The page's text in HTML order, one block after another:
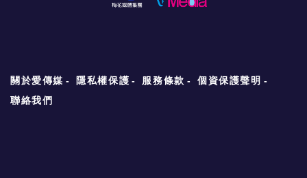
關於愛傳媒 隱私權保護 服務條款
個資保護聲明
聯絡我們